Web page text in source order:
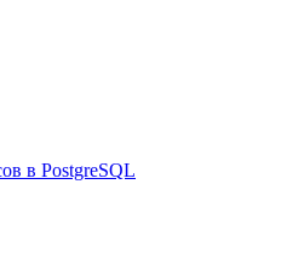
в PostgreSQL